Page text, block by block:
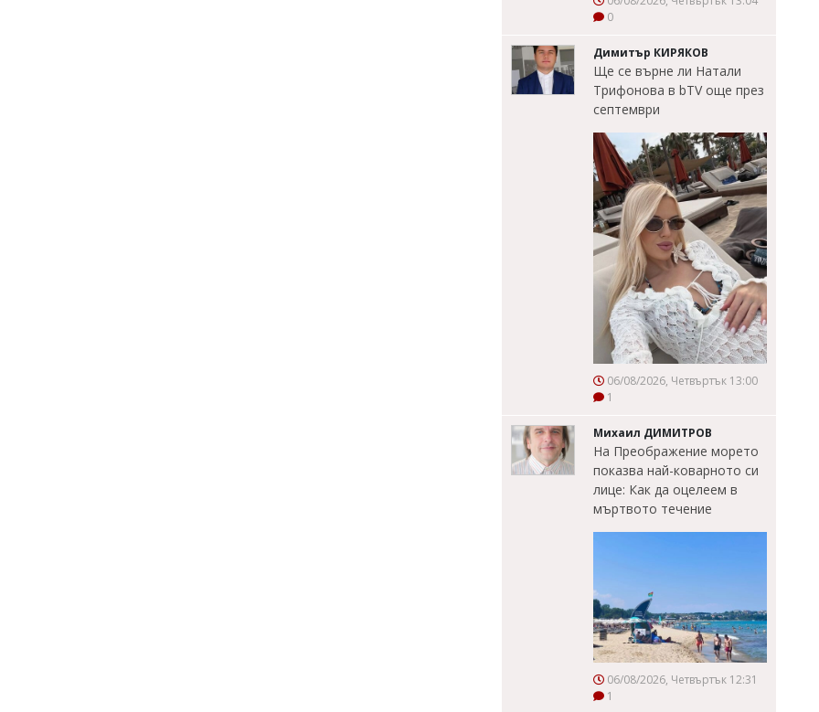
0
Димитър КИРЯКОВ
Ще се върне ли Натали
Трифонова в bTV още през
септември
06/08/2026, Четвъртък 13:00
1
Михаил ДИМИТРОВ
На Преображение морето
показва най-коварното си
лице: Как да оцелеем в
мъртвото течение
06/08/2026, Четвъртък 12:31
1